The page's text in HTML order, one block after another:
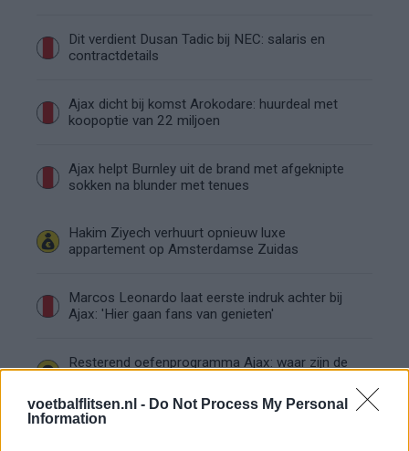
voetbalflitsen.nl - Do Not Process My Personal
Information
Dit verdient Dusan Tadic bij NEC: salaris en
contractdetails
Ajax dicht bij komst Arokodare: huurdeal met
koopoptie van 22 miljoen
Ajax helpt Burnley uit de brand met afgeknipte
sokken na blunder met tenues
Hakim Ziyech verhuurt opnieuw luxe
appartement op Amsterdamse Zuidas
Marcos Leonardo laat eerste indruk achter bij
Ajax: 'Hier gaan fans van genieten'
Resterend oefenprogramma Ajax: waar zijn de
Ajax groeit onder Míchel, maar transfermarkt